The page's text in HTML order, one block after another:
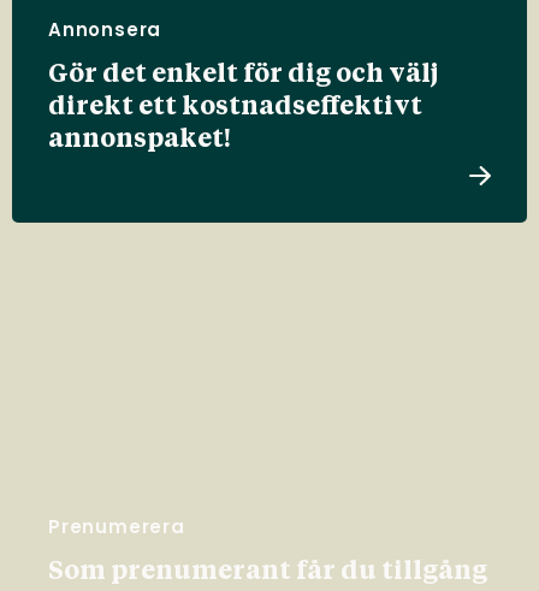
Annonsera
Gör det enkelt för dig och välj
direkt ett kostnadseffektivt
annonspaket!
Prenumerera
Som prenumerant får du tillgång